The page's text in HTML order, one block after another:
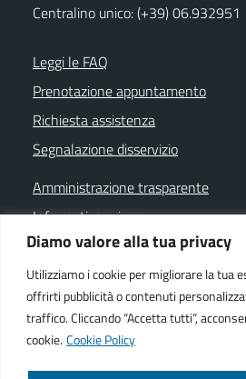
Diamo valore alla tua privacy
Utilizziamo i cookie per migliorare la tua
offrirti pubblicità o contenuti
traffico. Cliccando “Accetta tutti”,
cookie. Cookie Policy
Centralino unico: (+39) 06.932951
Leggi le FAQ
Prenotazione appuntamento
Richiesta assistenza
Segnalazione disservizio
Amministrazione trasparente
Informativa privacy
Note legali
Dichiarazione di accessibilità
Cookie policy